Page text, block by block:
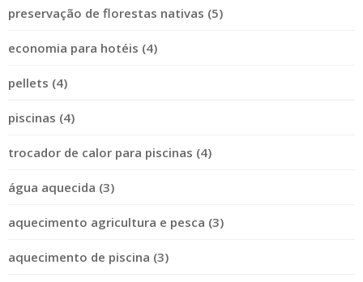
preservação de florestas nativas (5)
economia para hotéis (4)
pellets (4)
piscinas (4)
trocador de calor para piscinas (4)
água aquecida (3)
aquecimento agricultura e pesca (3)
aquecimento de piscina (3)